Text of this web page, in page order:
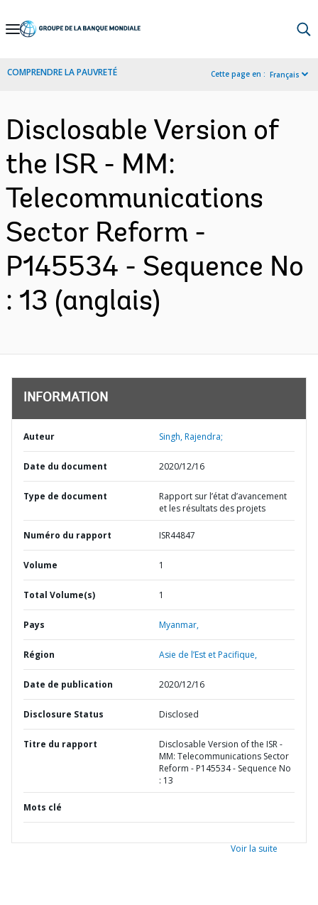
Skip
Navigation
COMPRENDRE LA PAUVRETÉ Cette page en : Français
Disclosable Version of
the ISR - MM:
Telecommunications
Sector Reform -
P145534 - Sequence No
: 13 (anglais)
INFORMATION
Auteur Singh, Rajendra;
Date du document 2020/12/16
Type de document
Rapport sur l’état d’avancement
et les résultats des projets
Numéro du rapport ISR44847
Volume 1
Total Volume(s) 1
Pays Myanmar,
Région Asie de l’Est et Pacifique,
Date de publication 2020/12/16
Disclosure Status Disclosed
Titre du rapport
Disclosable Version of the ISR -
MM: Telecommunications Sector
Reform - P145534 - Sequence No
: 13
Mots clé
Voir la suite